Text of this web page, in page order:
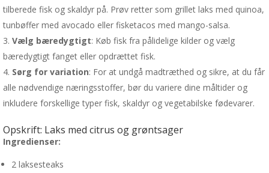
tilberede fisk og skaldyr på. Prøv retter som grillet laks med quinoa,
tunbøffer med avocado eller fisketacos med mango-salsa.
Vælg bæredygtigt: Køb fisk fra pålidelige kilder og vælg
bæredygtigt fanget eller opdrættet fisk.
Sørg for variation: For at undgå madtræthed og sikre, at du får
alle nødvendige næringsstoffer, bør du variere dine måltider og
inkludere forskellige typer fisk, skaldyr og vegetabilske fødevarer.
Opskrift: Laks med citrus og grøntsager
Ingredienser:
2 laksesteaks